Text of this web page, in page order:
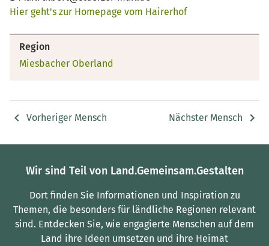
Hier geht's zur Homepage vom Hairerhof
Region
Miesbacher Oberland
Vorheriger Mensch Nächster Mensch
Wir sind Teil von Land.Gemeinsam.Gestalten
Dort finden Sie Informationen und Inspiration zu
Themen, die besonders für ländliche Regionen relevant
sind. Entdecken Sie, wie engagierte Menschen auf dem
Land ihre Ideen umsetzen und ihre Heimat